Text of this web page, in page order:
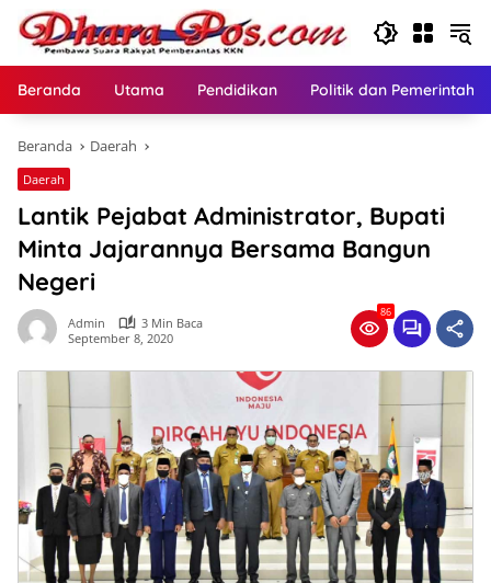
Langsung
konten
Beranda Utama Pendidikan Politik dan
Beranda Daerah
Daerah
Lantik Pejabat Administrator, Bupati
Minta Jajarannya Bersama Bangun
Negeri
Admin
3 Min Baca
September 8, 2020
86